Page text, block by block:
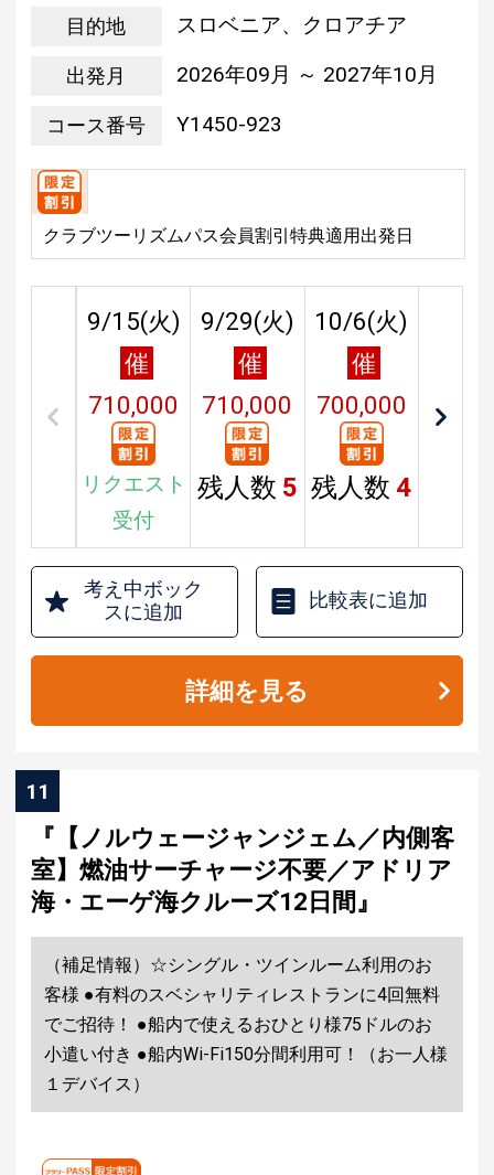
目的地 スロベニア、クロアチア
出発月 2026年09月 ～ 2027年10月
コース番号 Y1450-923
クラブツーリズムパス会員割引特典適用出発日
9/15(火)
催
710,000
円
リクエスト
受付
9/29(火)
催
710,000
円
残人数 5
10/6(火)
催
700,000
円
残人数 4
考え中ボック
スに追加
比較表に追加
詳細を見る
11
『【ノルウェージャンジェム／内側客
室】燃油サーチャージ不要／アドリア
海・エーゲ海クルーズ12日間』
（補足情報）☆シングル・ツインルーム利用のお
客様 ●有料のスベシャリティレストランに4回無料
でご招待！ ●船内で使えるおひとり様75ドルのお
小遣い付き ●船内Wi-Fi150分間利用可！（お一人様
１デバイス）